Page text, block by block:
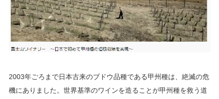
2003年ごろまで日本古来のブドウ品種である甲州種は、絶滅の危
機にありました。世界基準のワインを造ることが甲州種を救う道